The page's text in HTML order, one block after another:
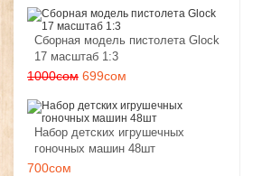
Сборная модель пистолета Glock
17 масштаб 1:3
1000сом 699сом
Набор детских игрушечных
гоночных машин 48шт
700сом